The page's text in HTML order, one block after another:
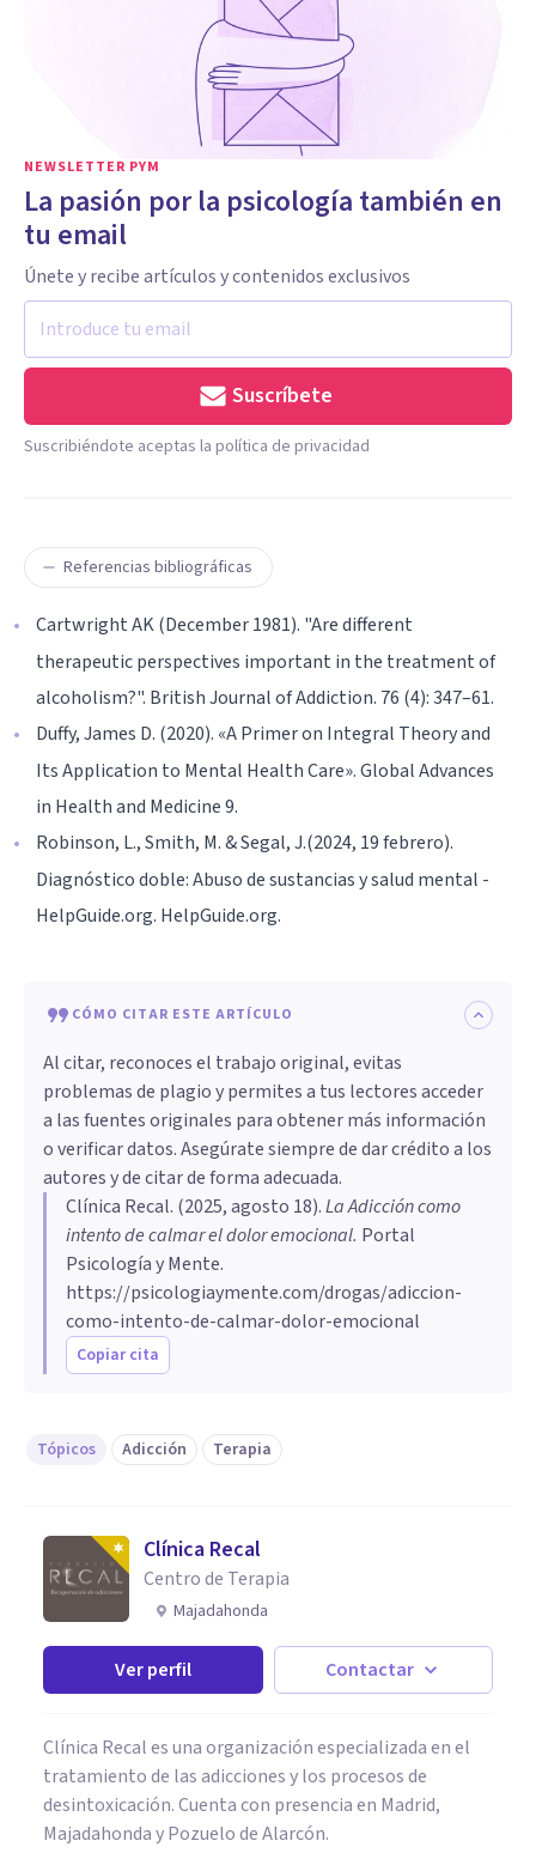
NEWSLETTER PYM
La pasión por la psicología también en
tu email
Únete y recibe artículos y contenidos exclusivos
Suscríbete
Suscribiéndote aceptas la política de privacidad
Referencias bibliográficas
Cartwright AK (December 1981). "Are different
therapeutic perspectives important in the treatment of
alcoholism?". British Journal of Addiction. 76 (4): 347–61.
Duffy, James D. (2020). «A Primer on Integral Theory and
Its Application to Mental Health Care». Global Advances
in Health and Medicine 9.
Robinson, L., Smith, M. & Segal, J.(2024, 19 febrero).
Diagnóstico doble: Abuso de sustancias y salud mental -
HelpGuide.org. HelpGuide.org.
CÓMO CITAR ESTE ARTÍCULO
Al citar, reconoces el trabajo original, evitas
problemas de plagio y permites a tus lectores acceder
a las fuentes originales para obtener más información
o verificar datos. Asegúrate siempre de dar crédito a los
autores y de citar de forma adecuada.
Clínica Recal. (2025, agosto 18).La Adicción como
intento de calmar el dolor emocional. Portal
Psicología y Mente.
https://psicologiaymente.com/drogas/adiccion-
como-intento-de-calmar-dolor-emocional
Copiar cita
Tópicos Adicción Terapia
Clínica Recal
Centro de Terapia
Majadahonda
Ver perfil Contactar
Clínica Recal es una organización especializada en el
tratamiento de las adicciones y los procesos de
desintoxicación. Cuenta con presencia en Madrid,
Majadahonda y Pozuelo de Alarcón.